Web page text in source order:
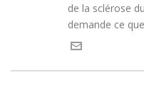
de la sclérose
demande ce